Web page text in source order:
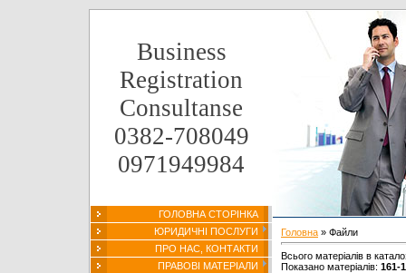
Business
Registration
Consultanse
0382-708049
0971949984
ГОЛОВНА СТОРІНКА
ЮРИДИЧНІ ПОСЛУГИ
ПРО НАС, КОНТАКТИ
ПРАВОВІ МАТЕРІАЛИ
Головна » Файли
Всього матеріалів в
Показано матеріалів: 161-